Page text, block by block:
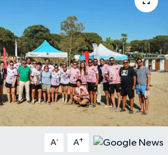
A- A+